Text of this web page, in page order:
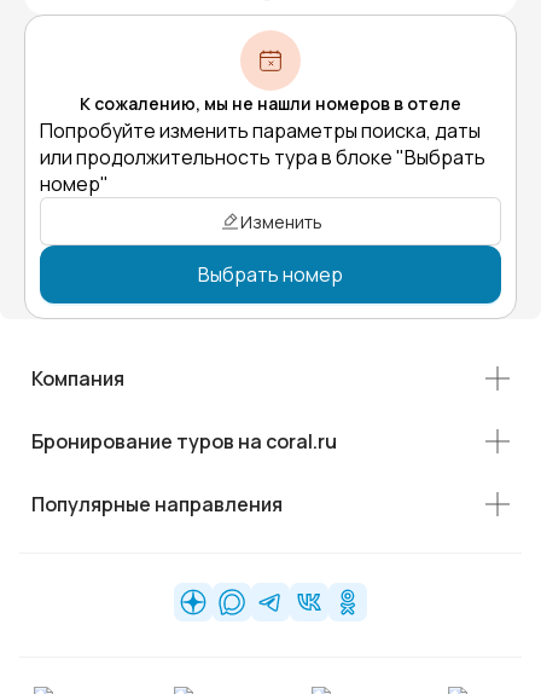
К сожалению, мы не нашли номеров в отеле
Попробуйте изменить параметры поиска, даты
или продолжительность тура в блоке "Выбрать
номер"
Изменить
Выбрать номер
Компания
Бронирование туров на coral.ru
Популярные направления